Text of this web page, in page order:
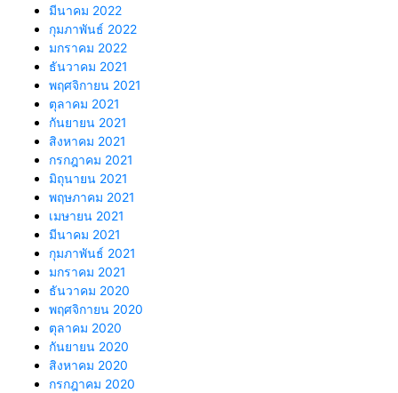
มีนาคม 2022
กุมภาพันธ์ 2022
มกราคม 2022
ธันวาคม 2021
พฤศจิกายน 2021
ตุลาคม 2021
กันยายน 2021
สิงหาคม 2021
กรกฎาคม 2021
มิถุนายน 2021
พฤษภาคม 2021
เมษายน 2021
มีนาคม 2021
กุมภาพันธ์ 2021
มกราคม 2021
ธันวาคม 2020
พฤศจิกายน 2020
ตุลาคม 2020
กันยายน 2020
สิงหาคม 2020
กรกฎาคม 2020